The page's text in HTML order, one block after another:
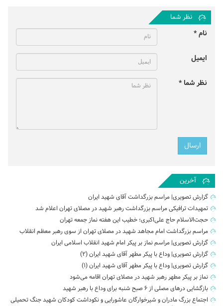
نظر شما
نام *
ایمیل
نظر شما *
آخرین
گزارش تصویری| مراسم بزرگداشت آقای شهید ایران
تمهیدات ترافیکی مراسم بزرگداشت رهبر شهید در مصلای تهران اعلام شد
حجت‌الاسلام حاج علی‌اکبری؛ خطیب این هفته نماز جمعه تهران
مراسم بزرگداشت امام مجاهد شهید در مصلای تهران از سوی رهبر معظم انقلاب
گزارش تصویری| مراسم نماز بر پیکر امام شهید انقلاب اسلامی ایران
گزارش تصویری| وداع با پیکر مطهر آقای شهید ایران (2)
گزارش تصویری| وداع با پیکر مطهر آقای شهید ایران (1)
نماز بر پیکر مطهر رهبر شهید در مصلای تهران اقامه می‌شود
بازگشایی درهای مصلی از ۶ صبح شنبه برای وداع با رهبر شهید
اجتماع بزرگ مادران و شیرخوارگان عاشورایی و نکوداشت کودکان شهید جنگ تحمیلی